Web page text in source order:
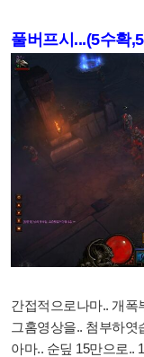
풀버프시...(5수확
간접적으로나마.. 개폭
그홈영상을.. 첨부하엿
아마.. 순딮 15만으로..